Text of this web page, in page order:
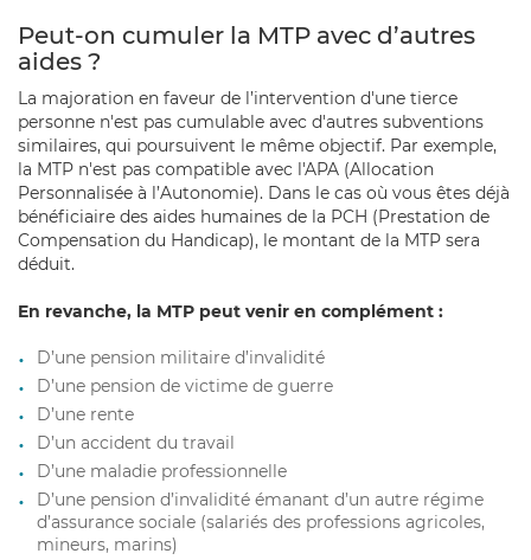
Peut-on cumuler la MTP avec d’autres
aides ?
La majoration en faveur de l’intervention d'une tierce
personne n'est pas cumulable avec d'autres subventions
similaires, qui poursuivent le même objectif. Par exemple,
la MTP n'est pas compatible avec l'APA (Allocation
Personnalisée à l’Autonomie). Dans le cas où vous êtes déjà
bénéficiaire des aides humaines de la PCH (Prestation de
Compensation du Handicap), le montant de la MTP sera
déduit.
En revanche, la MTP peut venir en complément :
D’une pension militaire d’invalidité
D’une pension de victime de guerre
D’une rente
D’un accident du travail
D’une maladie professionnelle
D’une pension d’invalidité émanant d’un autre régime
d’assurance sociale (salariés des professions agricoles,
mineurs, marins)